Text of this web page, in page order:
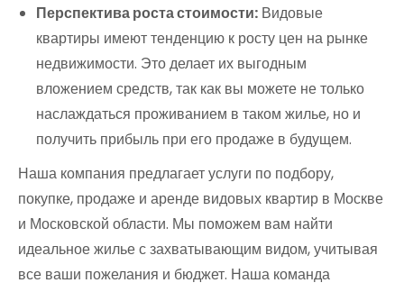
Перспектива роста стоимости: Видовые
квартиры имеют тенденцию к росту цен на рынке
недвижимости. Это делает их выгодным
вложением средств, так как вы можете не только
наслаждаться проживанием в таком жилье, но и
получить прибыль при его продаже в будущем.
Наша компания предлагает услуги по подбору,
покупке, продаже и аренде видовых квартир в Москве
и Московской области. Мы поможем вам найти
идеальное жилье с захватывающим видом, учитывая
все ваши пожелания и бюджет. Наша команда